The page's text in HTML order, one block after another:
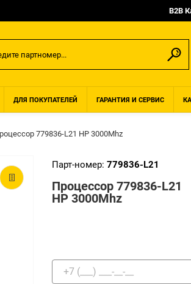
B2B
ДЛЯ ПОКУПАТЕЛЕЙ ГАРАНТИЯ И СЕРВИС
779836-L21 HP 3000Mhz
Парт-номер: 779836-L21
Процессор 779836-L21
HP 3000Mhz